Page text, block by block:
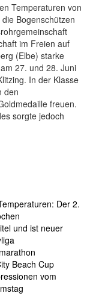
Temperaturen von
Bogenschützen
im Freien auf
(Elbe) starke
27. und 28. Juni
In der Klasse
den
freuen.
sorgte jedoch
Der 2.
und ist neuer
Beach Cup
vom